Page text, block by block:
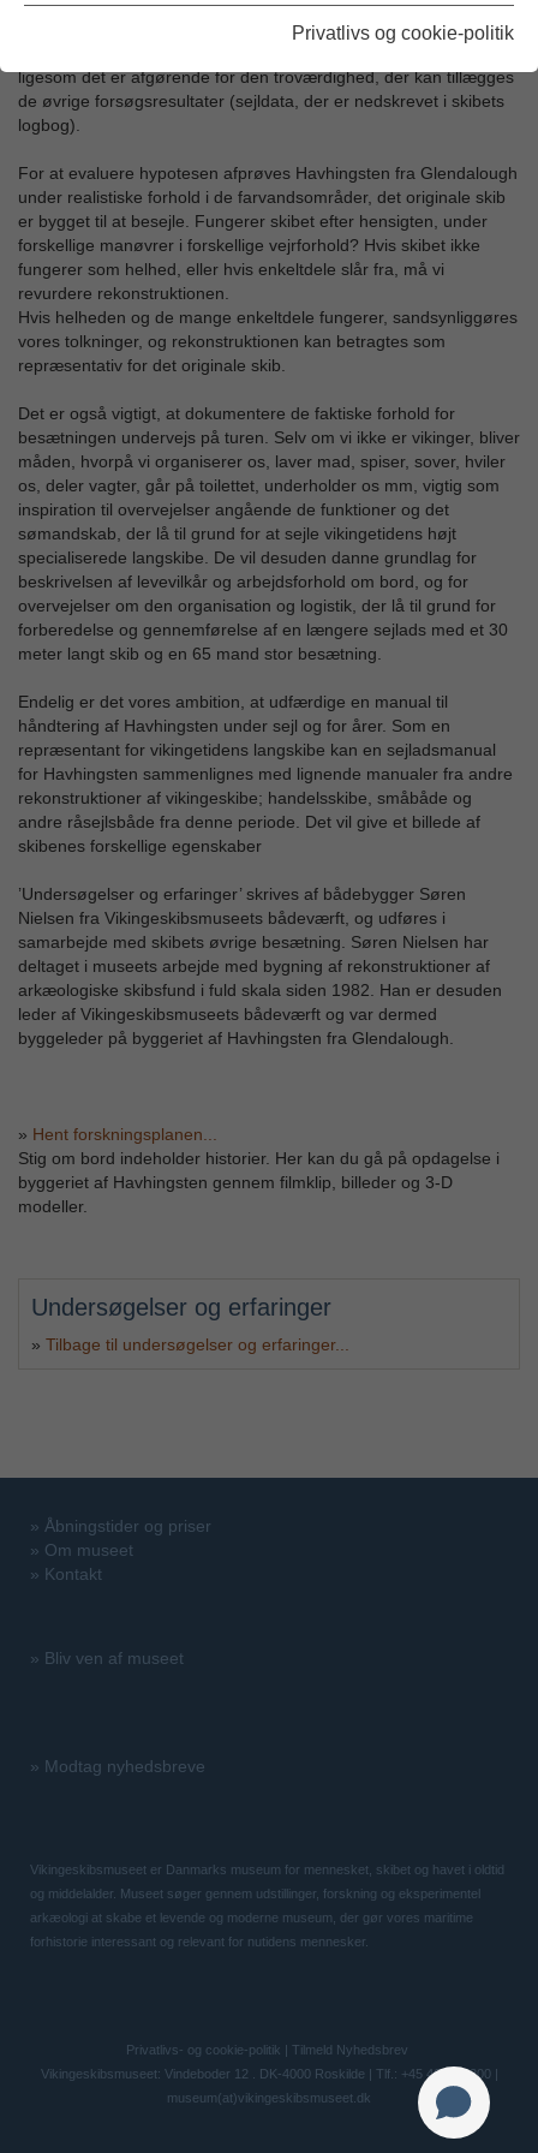
Privatlivs og cookie-politik
hypotese om det originale skib Skuldelev 2; vores tolkning af
skibet og dets manglende dele. Det er derfor væsentligt for den
ligesom det er afgørende for den troværdighed, der kan tillægges
de øvrige forsøgsresultater (sejldata, der er nedskrevet i skibets
logbog).
For at evaluere hypotesen afprøves Havhingsten fra Glendalough
under realistiske forhold i de farvandsområder, det originale skib
er bygget til at besejle. Fungerer skibet efter hensigten, under
forskellige manøvrer i forskellige vejrforhold? Hvis skibet ikke
fungerer som helhed, eller hvis enkeltdele slår fra, må vi
revurdere rekonstruktionen.
Hvis helheden og de mange enkeltdele fungerer, sandsynliggøres
vores tolkninger, og rekonstruktionen kan betragtes som
repræsentativ for det originale skib.
Det er også vigtigt, at dokumentere de faktiske forhold for
besætningen undervejs på turen. Selv om vi ikke er vikinger, bliver
måden, hvorpå vi organiserer os, laver mad, spiser, sover, hviler
os, deler vagter, går på toilettet, underholder os mm, vigtig som
inspiration til overvejelser angående de funktioner og det
sømandskab, der lå til grund for at sejle vikingetidens højt
specialiserede langskibe. De vil desuden danne grundlag for
beskrivelsen af levevilkår og arbejdsforhold om bord, og for
overvejelser om den organisation og logistik, der lå til grund for
forberedelse og gennemførelse af en længere sejlads med et 30
meter langt skib og en 65 mand stor besætning.
Endelig er det vores ambition, at udfærdige en manual til
håndtering af Havhingsten under sejl og for årer. Som en
repræsentant for vikingetidens langskibe kan en sejladsmanual
for Havhingsten sammenlignes med lignende manualer fra andre
rekonstruktioner af vikingeskibe; handelsskibe, småbåde og
andre råsejlsbåde fra denne periode. Det vil give et billede af
skibenes forskellige egenskaber
’Undersøgelser og erfaringer’ skrives af bådebygger Søren
Nielsen fra Vikingeskibsmuseets bådeværft, og udføres i
samarbejde med skibets øvrige besætning. Søren Nielsen har
deltaget i museets arbejde med bygning af rekonstruktioner af
arkæologiske skibsfund i fuld skala siden 1982. Han er desuden
leder af Vikingeskibsmuseets bådeværft og var dermed
byggeleder på byggeriet af Havhingsten fra Glendalough.
» Hent forskningsplanen...
Stig om bord indeholder historier. Her kan du gå på opdagelse i
byggeriet af Havhingsten gennem filmklip, billeder og 3-D
modeller.
Undersøgelser og erfaringer
» Tilbage til undersøgelser og erfaringer...
» Åbningstider og priser
» Om museet
» Kontakt
» Bliv ven af museet
» Modtag nyhedsbreve
Vikingeskibsmuseet er Danmarks museum for mennesket, skibet og havet i oldtid
og middelalder. Museet søger gennem udstillinger, forskning og eksperimentel
arkæologi at skabe et levende og moderne museum, der gør vores maritime
forhistorie interessant og relevant for nutidens mennesker.
Privatlivs- og cookie-politik | Tilmeld Nyhedsbrev
Vikingeskibsmuseet: Vindeboder 12 . DK-4000 Roskilde | Tlf.: +45 46 300 200 |
museum(at)vikingeskibsmuseet.dk